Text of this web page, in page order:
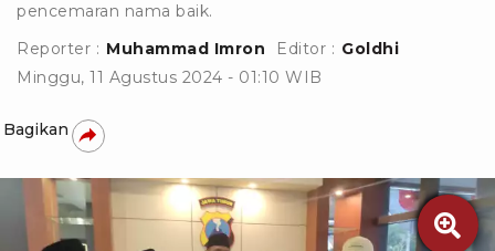
pencemaran nama baik.
Reporter : Muhammad Imron Editor : Goldhi
Minggu, 11 Agustus 2024 - 01:10 WIB
Bagikan
